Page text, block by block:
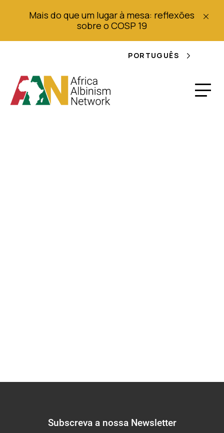
Mais do que um lugar à mesa: reflexões
sobre o COSP 19
PORTUGUÊS
Subscreva a nossa Newsletter